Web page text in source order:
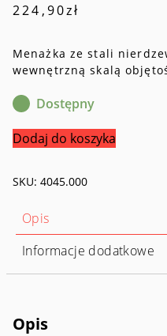
224,90zł
Menażka ze stali
wewnętrzną skalą
Dostępny
ilość
Foodcontainer
Dodaj do koszyka
SKU: 4045.000
Opis
Informacje dodatkowe
Opis